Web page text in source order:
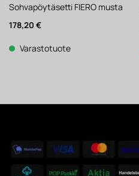
Sohvapöytäsetti FIERO musta
178,20 €
Varastotuote